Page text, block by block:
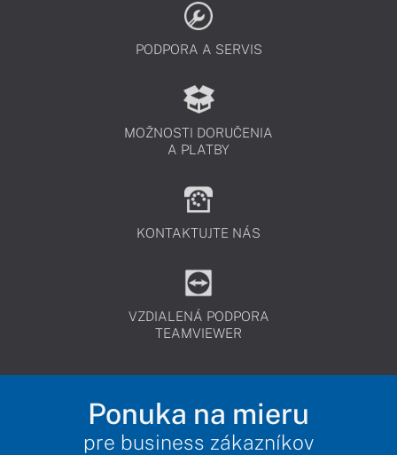
PODPORA A SERVIS
MOŽNOSTI DORUČENIA
A PLATBY
KONTAKTUJTE NÁS
VZDIALENÁ PODPORA
TEAMVIEWER
Ponuka na mieru
pre business zákazníkov